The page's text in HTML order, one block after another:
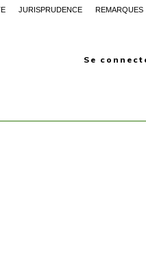
JURISPRUDENCE REMARQUES
Se